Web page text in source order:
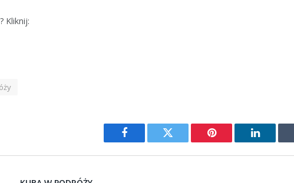
Kliknij:
Facebook Twitter Pinterest LinkedIn